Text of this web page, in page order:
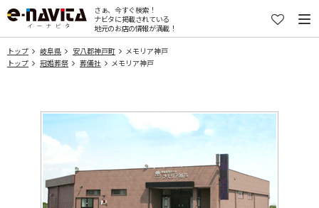
さぁ、今すぐ検索！
ナビタに掲載されている
地元のお店の情報が満載！
トップ 岐阜県 安八郡神戸町
メモリア神戸
トップ
冠婚葬祭 葬儀社 メモリア神戸